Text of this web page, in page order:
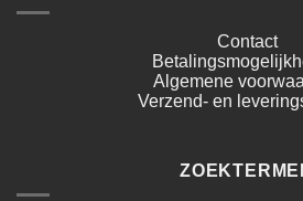
Contact
Algemene
Verzend- en